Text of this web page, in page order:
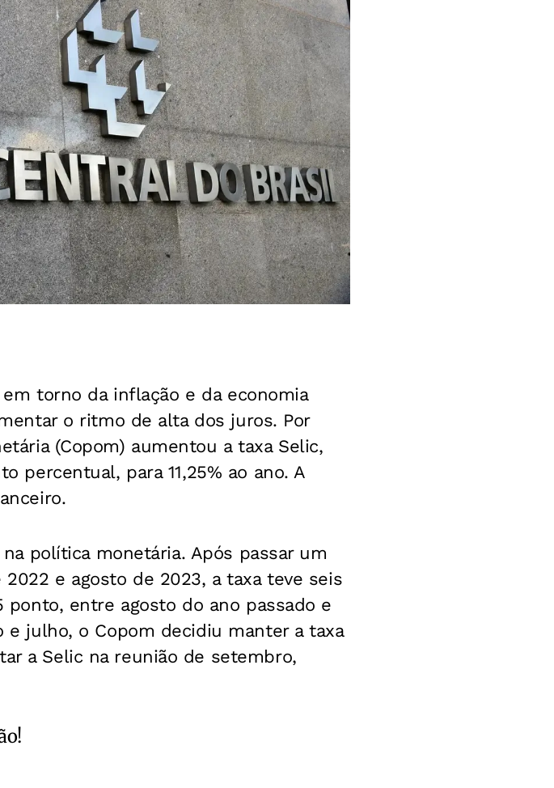
torno da inflação e da economia
o ritmo de alta dos juros. Por
(Copom) aumentou a taxa Selic,
percentual, para 11,25% ao ano. A
política monetária. Após passar um
e agosto de 2023, a taxa teve seis
entre agosto do ano passado e
julho, o Copom decidiu manter a taxa
a Selic na reunião de setembro,